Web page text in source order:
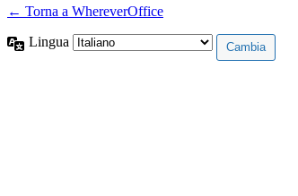
← Torna a WhereverOffice
Lingua